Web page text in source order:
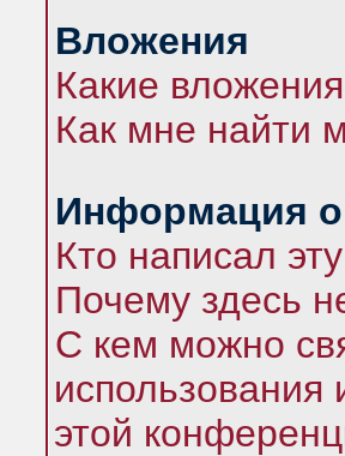
Вложения
Какие
Как мне найти
Информация
Кто написал
Почему здесь
С кем можно
использования
этой